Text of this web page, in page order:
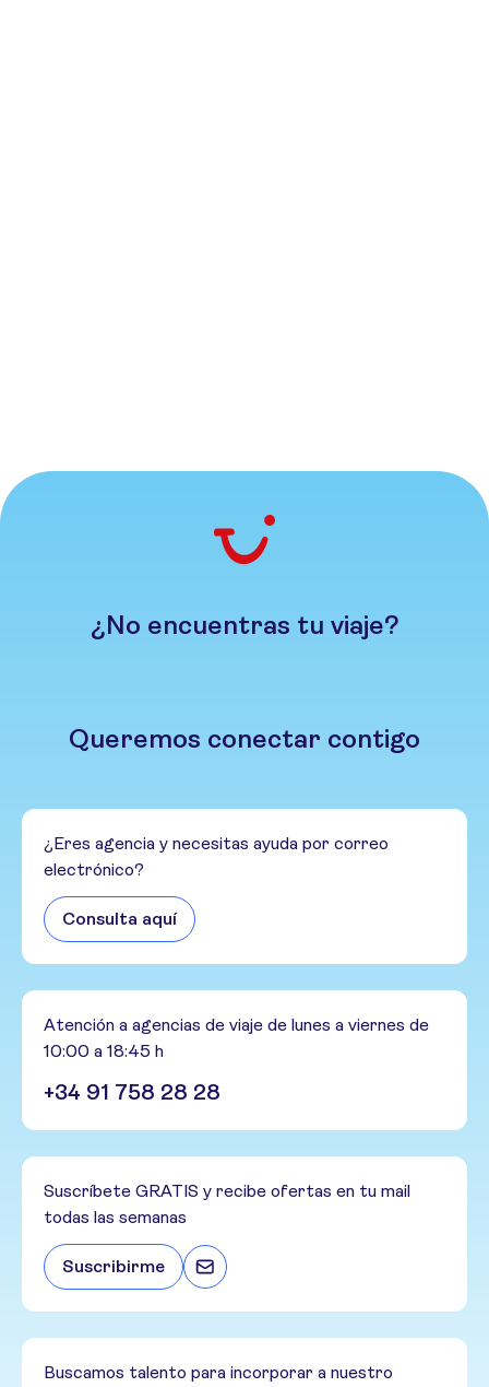
¿No encuentras tu viaje?
Queremos conectar contigo
¿Eres agencia y necesitas ayuda por correo
electrónico?
Consulta aquí
Atención a agencias de viaje de lunes a viernes de
10:00 a 18:45 h
+34 91 758 28 28
Suscríbete GRATIS y recibe ofertas en tu mail
todas las semanas
Suscribirme
Buscamos talento para incorporar a nuestro